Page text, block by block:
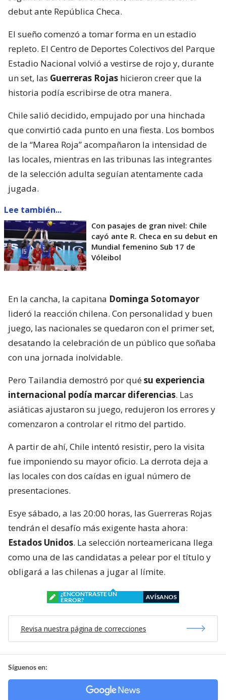
debut ante República Checa.
El sueño comenzó a tomar forma en un estadio
repleto. El Centro de Deportes Colectivos del Parque
Estadio Nacional volvió a vestirse de rojo y, durante
un set, las Guerreras Rojas hicieron creer que la
historia podía escribirse de otra manera.
Chile salió decidido, empujado por una hinchada
que convirtió cada punto en una fiesta. Los bombos
de la “Marea Roja” acompañaron la intensidad de
las locales, mientras en las tribunas las integrantes
de la selección adulta seguían atentamente cada
jugada.
Lee también...
Con pasajes de gran nivel: Chile
cayó ante R. Checa en su debut en
Mundial femenino Sub 17 de
Vóleibol
En la cancha, la capitana Dominga Sotomayor
lideró la reacción chilena. Con personalidad y buen
juego, las nacionales se quedaron con el primer set,
desatando la celebración de un público que soñaba
con una jornada inolvidable.
Pero Tailandia demostró por quésu experiencia
internacional podía marcar diferencias. Las
asiáticas ajustaron su juego, redujeron los errores y
comenzaron a controlar el ritmo del partido.
A partir de ahí, Chile intentó resistir, pero la visita
fue imponiendo su mayor oficio. La derrota deja a
las locales con dos caídas en igual número de
presentaciones.
Esye sábado, a las 20:00 horas, las Guerreras Rojas
tendrán el desafío más exigente hasta ahora:
Estados Unidos. La selección norteamericana llega
como una de las candidatas a pelear por el título y
obligará a las chilenas a jugar al límite.
¿ENCONTRASTE UN
ERROR?
AVÍSANOS
Revisa nuestra página de correcciones
Síguenos en: